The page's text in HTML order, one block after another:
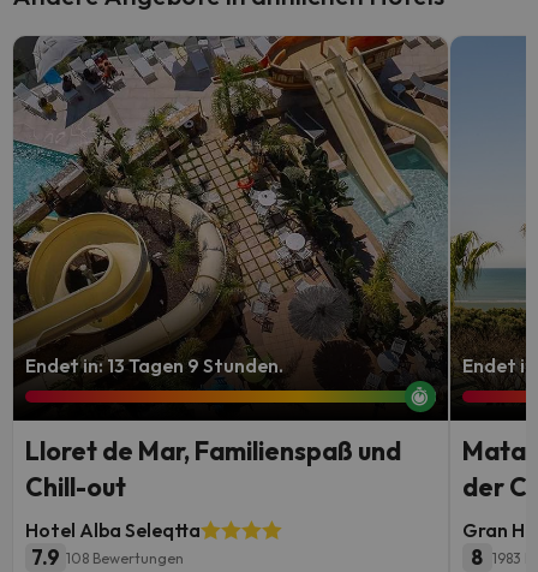
Endet in: 13 Tagen 9 Stunden.
Lloret de Mar, Familienspaß und
Chill-out
Hotel Alba Seleqtta
7.9 108 Bewertungen
Endet
der
Gran
8 1983